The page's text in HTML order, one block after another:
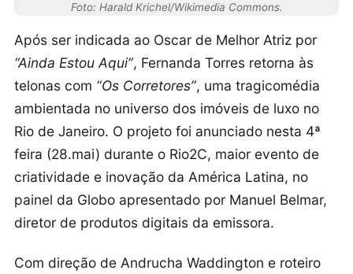
Foto: Harald Krichel/Wikimedia Commons.
Após ser indicada ao Oscar de Melhor Atriz por
“Ainda Estou Aqui”, Fernanda Torres retorna às
telonas com “Os Corretores”, uma tragicomédia
ambientada no universo dos imóveis de luxo no
Rio de Janeiro. O projeto foi anunciado nesta 4ª
feira (28.mai) durante o Rio2C, maior evento de
criatividade e inovação da América Latina, no
painel da Globo apresentado por Manuel Belmar,
diretor de produtos digitais da emissora.
Com direção de Andrucha Waddington e roteiro